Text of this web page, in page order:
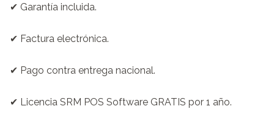
✔ Garantía incluida.
✔ Factura electrónica.
✔ Pago contra entrega nacional.
✔ Licencia SRM POS Software GRATIS por 1 año.